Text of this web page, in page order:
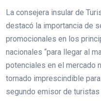
La consejera insular de
destacó la importancia de
promocionales en los
nacionales “para llegar al
potenciales en el mercado
tornado imprescindible
segundo emisor de turistas